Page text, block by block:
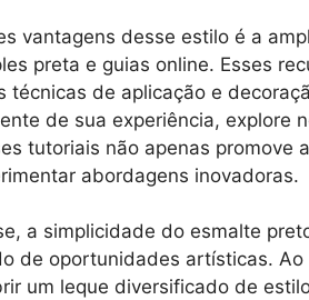
vantagens desse estilo é a
preta e guias online. Esses
técnicas de aplicação e
de sua experiência, explore
tutoriais não apenas promove
abordagens inovadoras.
a simplicidade do esmalte
de oportunidades artísticas.
um leque diversificado de